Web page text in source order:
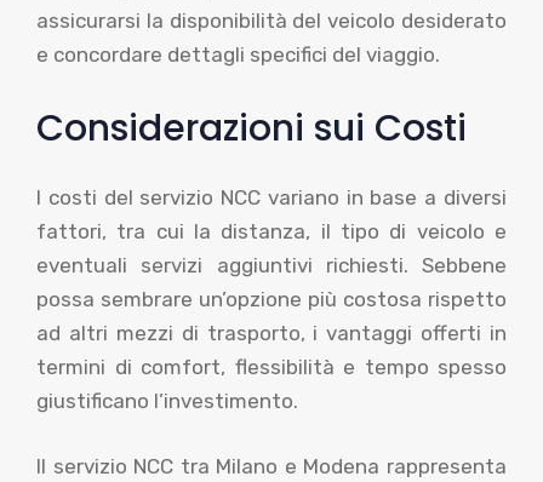
assicurarsi la disponibilità del veicolo desiderato
e concordare dettagli specifici del viaggio.
Considerazioni sui Costi
I costi del servizio NCC variano in base a diversi
fattori, tra cui la distanza, il tipo di veicolo e
eventuali servizi aggiuntivi richiesti. Sebbene
possa sembrare un’opzione più costosa rispetto
ad altri mezzi di trasporto, i vantaggi offerti in
termini di comfort, flessibilità e tempo spesso
giustificano l’investimento.
Il servizio NCC tra Milano e Modena rappresenta